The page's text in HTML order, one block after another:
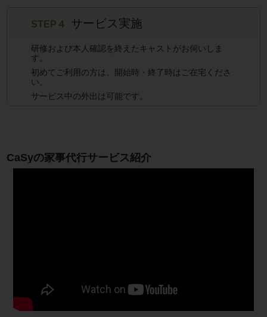
STEP４ サービス実施
研修および本人確認を終えたキャストがお伺いしま
す。
初めてご利用の方は、開始時・終了時はご在宅くださ
い。
サービス中の外出は可能です。
CaSyの家事代行サービス紹介